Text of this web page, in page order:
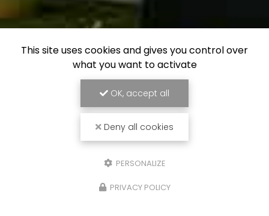
This site uses cookies and gives you control over
what you want to activate
OK, accept all
Deny all cookies
PERSONALIZE
PRIVACY POLICY